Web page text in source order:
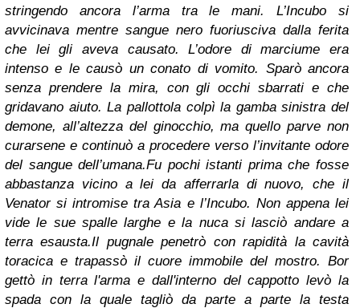
stringendo ancora l’arma tra le mani. L’Incubo si
avvicinava mentre sangue nero fuoriusciva dalla ferita
che lei gli aveva causato. L’odore di marciume era
intenso e le causò un conato di vomito. Sparò ancora
senza prendere la mira, con gli occhi sbarrati e che
gridavano aiuto. La pallottola colpì la gamba sinistra del
demone, all’altezza del ginocchio, ma quello parve non
curarsene e continuò a procedere verso l’invitante odore
del sangue dell’umana.Fu pochi istanti prima che fosse
abbastanza vicino a lei da afferrarla di nuovo, che il
Venator si intromise tra Asia e l’Incubo. Non appena lei
vide le sue spalle larghe e la nuca si lasciò andare a
terra esausta.Il pugnale penetrò con rapidità la cavità
toracica e trapassò il cuore immobile del mostro. Bor
gettò in terra l'arma e dall'interno del cappotto levò la
spada con la quale tagliò da parte a parte la testa